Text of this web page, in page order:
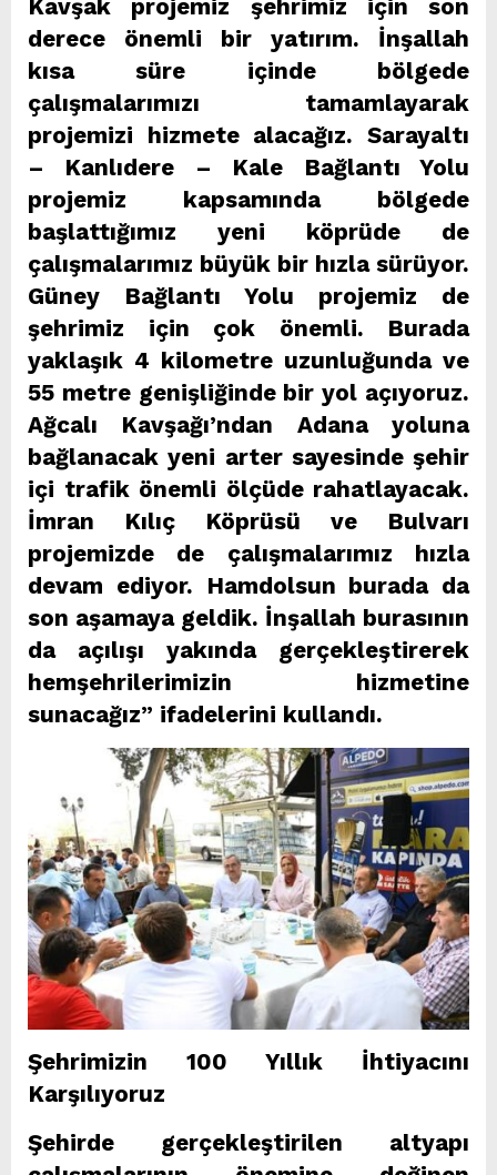
Kavşak projemiz şehrimiz için son
derece önemli bir yatırım. İnşallah
kısa süre içinde bölgede
çalışmalarımızı tamamlayarak
projemizi hizmete alacağız. Sarayaltı
– Kanlıdere – Kale Bağlantı Yolu
projemiz kapsamında bölgede
başlattığımız yeni köprüde de
çalışmalarımız büyük bir hızla sürüyor.
Güney Bağlantı Yolu projemiz de
şehrimiz için çok önemli. Burada
yaklaşık 4 kilometre uzunluğunda ve
55 metre genişliğinde bir yol açıyoruz.
Ağcalı Kavşağı’ndan Adana yoluna
bağlanacak yeni arter sayesinde şehir
içi trafik önemli ölçüde rahatlayacak.
İmran Kılıç Köprüsü ve Bulvarı
projemizde de çalışmalarımız hızla
devam ediyor. Hamdolsun burada da
son aşamaya geldik. İnşallah burasının
da açılışı yakında gerçekleştirerek
hemşehrilerimizin hizmetine
sunacağız” ifadelerini kullandı.
Şehrimizin 100 Yıllık İhtiyacını
Karşılıyoruz
Şehirde gerçekleştirilen altyapı